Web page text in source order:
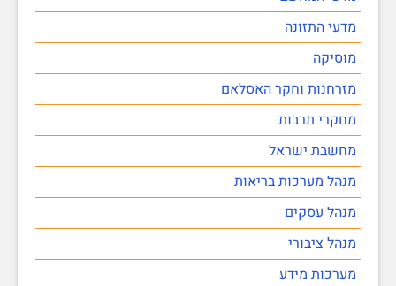
מדעי התזונה
מוסיקה
מזרחנות וחקר האסלאם
מחקרי תרבות
מחשבת ישראל
מנהל מערכות בריאות
מנהל עסקים
מנהל ציבורי
מערכות מידע